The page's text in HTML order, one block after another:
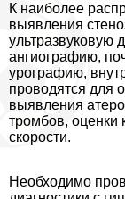
К наиболее
выявления
ультразвуковую
ангиографию,
урографию,
проводятся для
выявления
тромбов, оценки
скорости.
Необходимо